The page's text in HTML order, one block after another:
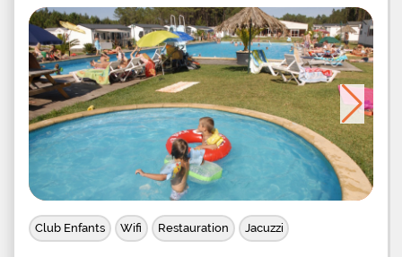
Club Enfants Wifi Restauration Jacuzzi